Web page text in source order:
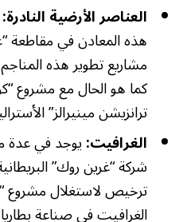
العناصر الأرضية النادرة:
هذه المعادن في مقاطعة
مشاريع تطوير هذه
كما هو الحال مع مشروع
ترانزيشن مينيرالز”
الغرافيت:يوجد في عدة
شركة “غرين روك”
ترخيص لاستغلال مشروع
الغرافيت في صناعة